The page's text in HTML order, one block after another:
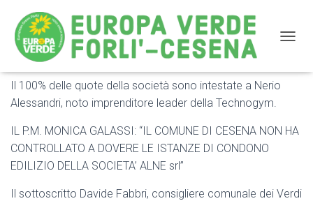
E’ ripreso il processo alla società AL.NE.srl di Cesena
Il 100% delle quote della società sono intestate a Nerio
Alessandri, noto imprenditore leader della Technogym.
IL P.M. MONICA GALASSI: “IL COMUNE DI CESENA NON HA
CONTROLLATO A DOVERE LE ISTANZE DI CONDONO
EDILIZIO DELLA SOCIETA’ ALNE srl”
Il sottoscritto Davide Fabbri, consigliere comunale dei Verdi